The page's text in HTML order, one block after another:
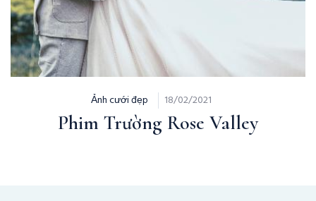
Ảnh cưới đẹp 18/02/2021
Phim Trường Rose Valley